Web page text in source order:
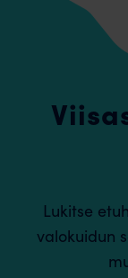
Lukitse
valokuidun